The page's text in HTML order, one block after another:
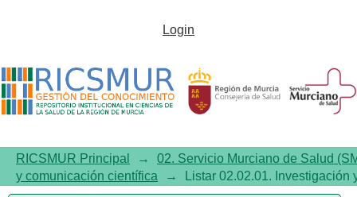
Listar 02.02.01. Investigación y
título
Login
RICSMUR Principal →
02. Servicio Murciano de Salud
y comunicación científica
→ Listar 02.02.01.